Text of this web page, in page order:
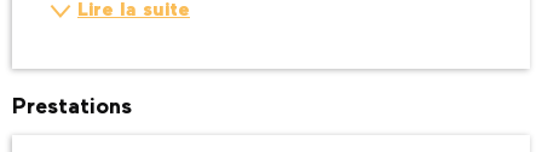
Lire la suite
Prestations